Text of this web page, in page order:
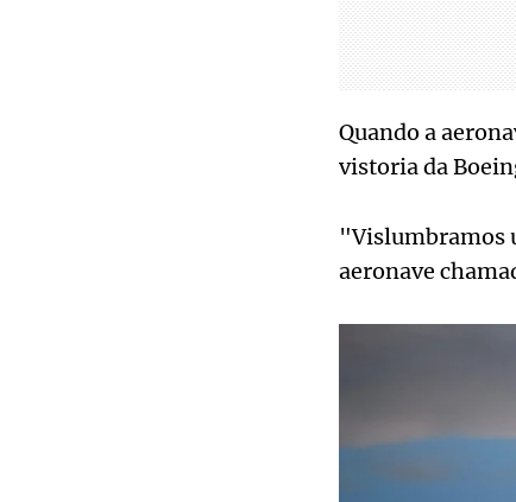
Quando a
vistoria da
"Vislumbramos
aeronave